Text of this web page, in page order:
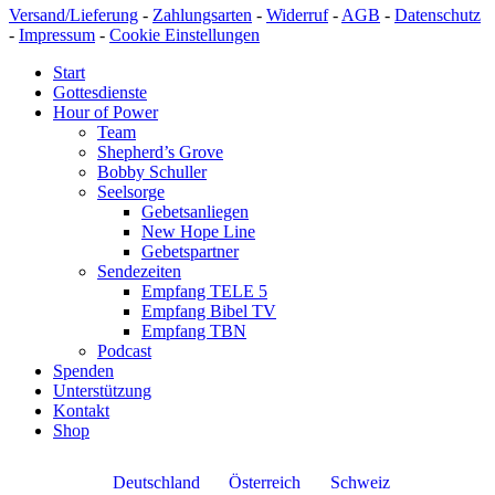
Versand/Lieferung - Zahlungsarten - Widerruf- AGB - Datenschutz
- Impressum - Cookie Einstellungen
Start
Gottesdienste
Hour of Power
Team
Shepherd’s Grove
Bobby Schuller
Seelsorge
Gebetsanliegen
New Hope Line
Gebetspartner
Sendezeiten
Empfang TELE 5
Empfang Bibel TV
Empfang TBN
Podcast
Spenden
Unterstützung
Kontakt
Shop
Deutschland Österreich Schweiz